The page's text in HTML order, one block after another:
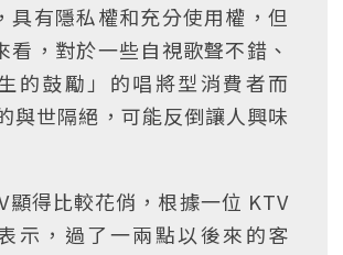
具有隱私權和充分使用權，但
看，對於一些自視歌聲不錯、
的鼓勵」的唱將型消費者而
與世隔絕，可能反倒讓人興味
顯得比較花俏，根據一位 KTV
示，過了一兩點以後來的客